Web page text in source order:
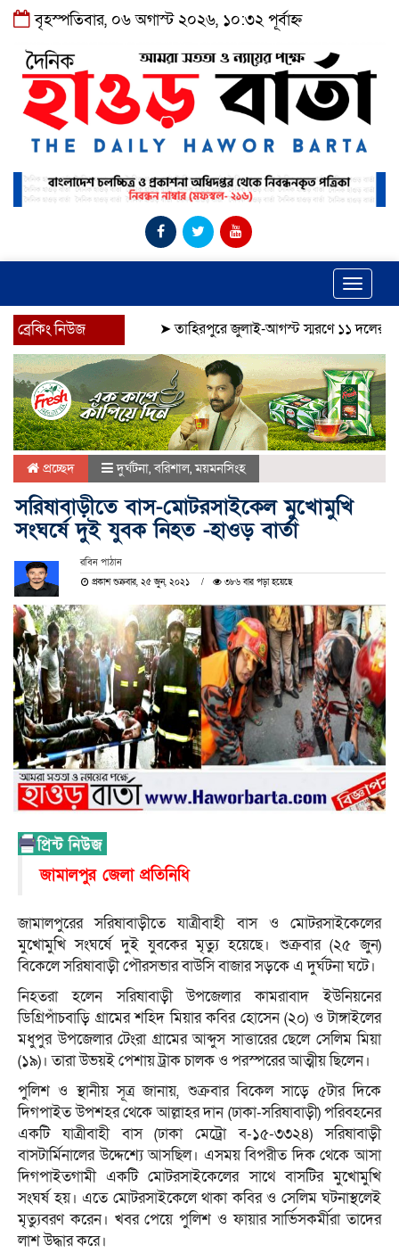
বৃহস্পতিবার, ০৬ অগাস্ট ২০২৬, ১০:৩২ পূর্বাহ্ন
Toggle
ব্রেকিং নিউজ তাহিরপুরে জুলাই-আগস্ট স্মরণে ১১ দলের শোভাযাত্রা
প্রচ্ছেদ দুর্ঘটনা,বরিশাল,ময়মনসিংহ
সরিষাবাড়ীতে বাস-মোটরসাইকেল মুখোমুখি
সংঘর্ষে দুই যুবক নিহত -হাওড় বার্তা
রবিন পাঠান
প্রকাশ শুক্রবার, ২৫ জুন, ২০২১ ৩৮৬ বার পড়া হয়েছে
জামালপুর জেলা প্রতিনিধি
জামালপুরের সরিষাবাড়ীতে যাত্রীবাহী বাস ও মোটরসাইকেলের
মুখোমুখি সংঘর্ষে দুই যুবকের মৃত্যু হয়েছে। শুক্রবার (২৫ জুন)
বিকেলে সরিষাবাড়ী পৌরসভার বাউসি বাজার সড়কে এ দুর্ঘটনা ঘটে।
নিহতরা হলেন সরিষাবাড়ী উপজেলার কামরাবাদ ইউনিয়নের
ডিগ্রিপাঁচবাড়ি গ্রামের শহিদ মিয়ার কবির হোসেন (২০) ও টাঙ্গাইলের
মধুপুর উপজেলার টেংরা গ্রামের আব্দুস সাত্তারের ছেলে সেলিম মিয়া
(১৯)। তারা উভয়ই পেশায় ট্রাক চালক ও পরস্পরের আত্মীয় ছিলেন।
পুলিশ ও স্থানীয় সূত্র জানায়, শুক্রবার বিকেল সাড়ে ৫টার দিকে
দিগপাইত উপশহর থেকে আল্লাহর দান (ঢাকা-সরিষাবাড়ী) পরিবহনের
একটি যাত্রীবাহী বাস (ঢাকা মেট্রো ব-১৫-৩৩২৪) সরিষাবাড়ী
বাসটার্মিনালের উদ্দেশ্যে আসছিল। এসময় বিপরীত দিক থেকে আসা
দিগপাইতগামী একটি মোটরসাইকেলের সাথে বাসটির মুখোমুখি
সংঘর্ষ হয়। এতে মোটরসাইকেলে থাকা কবির ও সেলিম ঘটনাস্থলেই
মৃত্যুবরণ করেন। খবর পেয়ে পুলিশ ও ফায়ার সার্ভিসকর্মীরা তাদের
লাশ উদ্ধার করে।